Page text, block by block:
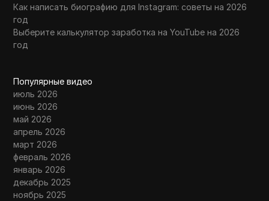
Как написать биографию для Instagram: советы на 2026
год
Выберите калькулятор заработка на YouTube на 2026
год
Популярные видео
июль 2026
июнь 2026
май 2026
апрель 2026
март 2026
февраль 2026
январь 2026
декабрь 2025
ноябрь 2025